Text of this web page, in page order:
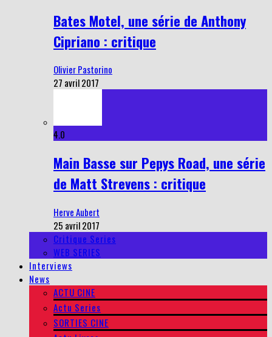
Bates Motel, une série de Anthony
Cipriano : critique
Olivier Pastorino
27 avril 2017
4.0
Main Basse sur Pepys Road, une série
de Matt Strevens : critique
Herve Aubert
25 avril 2017
Critique Series
WEB SERIES
Interviews
News
ACTU CINE
Actu Series
SORTIES CINE